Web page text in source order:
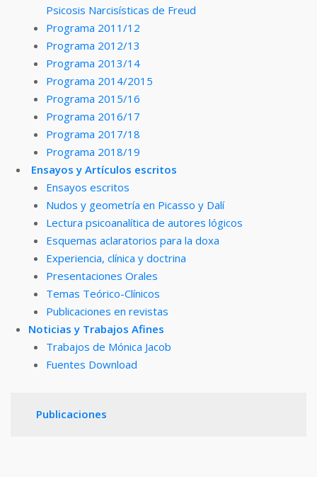
Psicosis Narcisísticas de Freud
Programa 2011/12
Programa 2012/13
Programa 2013/14
Programa 2014/2015
Programa 2015/16
Programa 2016/17
Programa 2017/18
Programa 2018/19
Ensayos y Artículos escritos
Ensayos escritos
Nudos y geometría en Picasso y Dalí
Lectura psicoanalítica de autores lógicos
Esquemas aclaratorios para la doxa
Experiencia, clínica y doctrina
Presentaciones Orales
Temas Teórico-Clínicos
Publicaciones en revistas
Noticias y Trabajos Afines
Trabajos de Mónica Jacob
Fuentes Download
Publicaciones